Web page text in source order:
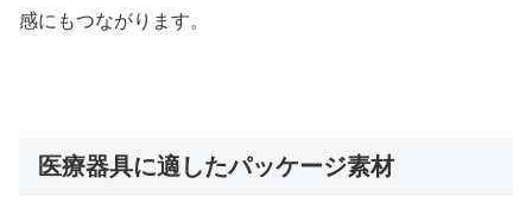
感にもつながります。
医療器具に適したパッケージ素材